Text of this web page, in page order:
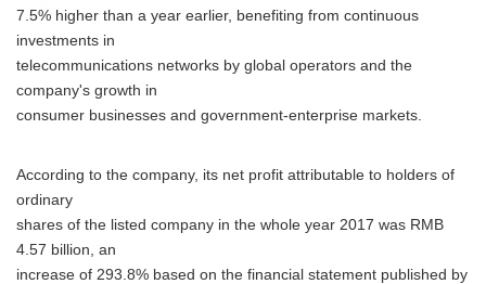
7.5% higher than a year earlier, benefiting from continuous
investments in
telecommunications networks by global operators and the
company's growth in
consumer businesses and government-enterprise markets.
According to the company, its net profit attributable to holders of
ordinary
shares of the listed company in the whole year 2017 was RMB
4.57 billion, an
increase of 293.8% based on the financial statement published by